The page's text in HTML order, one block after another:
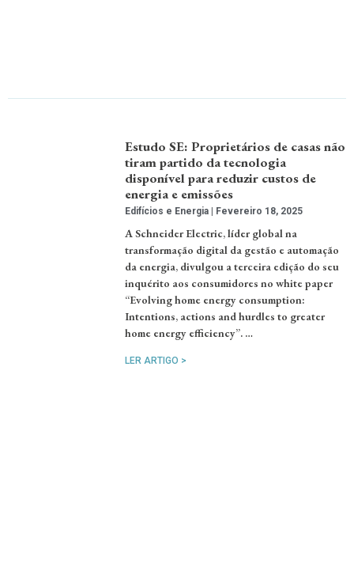
Estudo SE: Proprietários de casas não
tiram partido da tecnologia
disponível para reduzir custos de
energia e emissões
Edifícios e Energia Fevereiro 18, 2025
A Schneider Electric, líder global na
transformação digital da gestão e automação
da energia, divulgou a terceira edição do seu
inquérito aos consumidores no white paper
“Evolving home energy consumption:
Intentions, actions and hurdles to greater
home energy efficiency”. …
LER ARTIGO >